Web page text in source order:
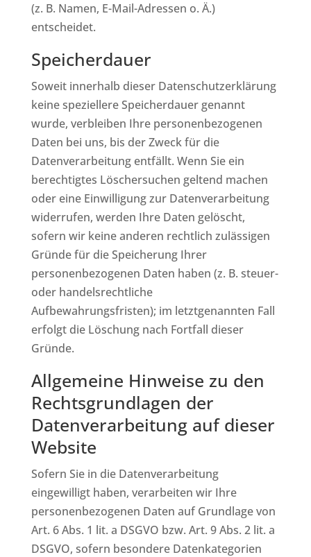
(z. B. Namen, E-Mail-Adressen o. Ä.)
entscheidet.
Speicherdauer
Soweit innerhalb dieser Datenschutzerklärung
keine speziellere Speicherdauer genannt
wurde, verbleiben Ihre personenbezogenen
Daten bei uns, bis der Zweck für die
Datenverarbeitung entfällt. Wenn Sie ein
berechtigtes Löschersuchen geltend machen
oder eine Einwilligung zur Datenverarbeitung
widerrufen, werden Ihre Daten gelöscht,
sofern wir keine anderen rechtlich zulässigen
Gründe für die Speicherung Ihrer
personenbezogenen Daten haben (z. B. steuer-
oder handelsrechtliche
Aufbewahrungsfristen); im letztgenannten Fall
erfolgt die Löschung nach Fortfall dieser
Gründe.
Allgemeine Hinweise zu den
Rechtsgrundlagen der
Datenverarbeitung auf dieser
Website
Sofern Sie in die Datenverarbeitung
eingewilligt haben, verarbeiten wir Ihre
personenbezogenen Daten auf Grundlage von
Art. 6 Abs. 1 lit. a DSGVO bzw. Art. 9 Abs. 2 lit. a
DSGVO, sofern besondere Datenkategorien